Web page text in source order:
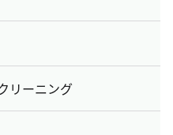
リーニング